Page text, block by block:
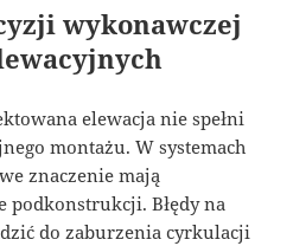
wykonawczej
elewacja nie spełni
montażu. W systemach
znaczenie mają
podkonstrukcji. Błędy na
do zaburzenia cyrkulacji